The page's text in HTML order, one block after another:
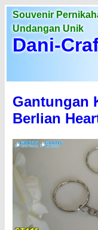
Souvenir
Undangan Unik
Dani-
Gantungan
Berlian